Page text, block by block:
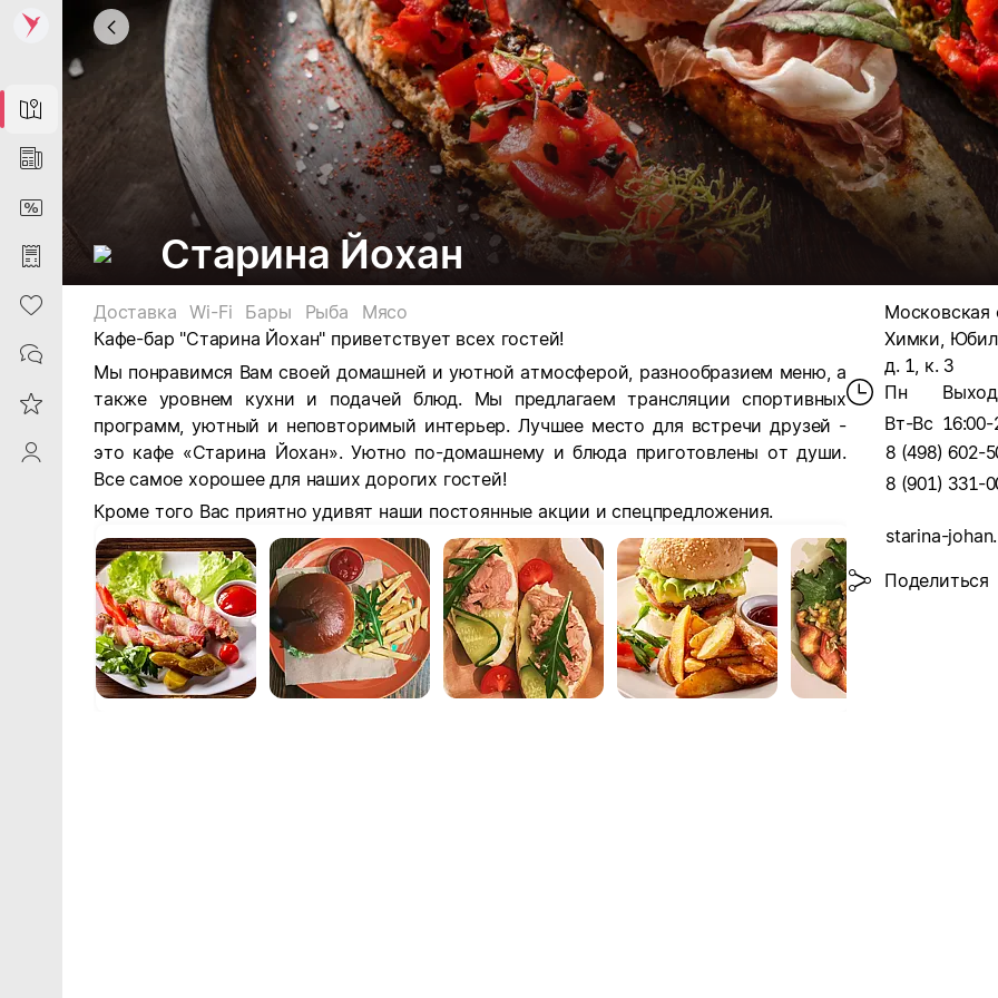
Map
News
DiscountCard
Purchases
Heart
Contacts
Reviews
ProfileSaby
Старина Йохан
Доставка Wi-Fi Бары Рыба
Мясо
Кафе-бар "Старина Йохан" приветствует всех гостей!
Мы понравимся Вам своей домашней и уютной атмосферой, разнообразием меню, а
также уровнем кухни и подачей блюд. Мы предлагаем трансляции спортивных
программ, уютный и неповторимый интерьер. Лучшее место для встречи друзей -
это кафе «Старина Йохан». Уютно по-домашнему и блюда приготовлены от души.
Все самое хорошее для наших дорогих гостей!
Кроме того Вас приятно удивят наши постоянные акции и спецпредложения.
Московская
Химки,
д. 1, к. 3
Пн
Вт-Вс 16:00-
8 (498) 602-
8 (901) 331-
starina-
Поделиться